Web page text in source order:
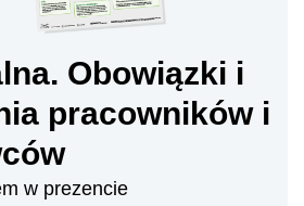
Obowiązki i
pracowników i
w prezencie